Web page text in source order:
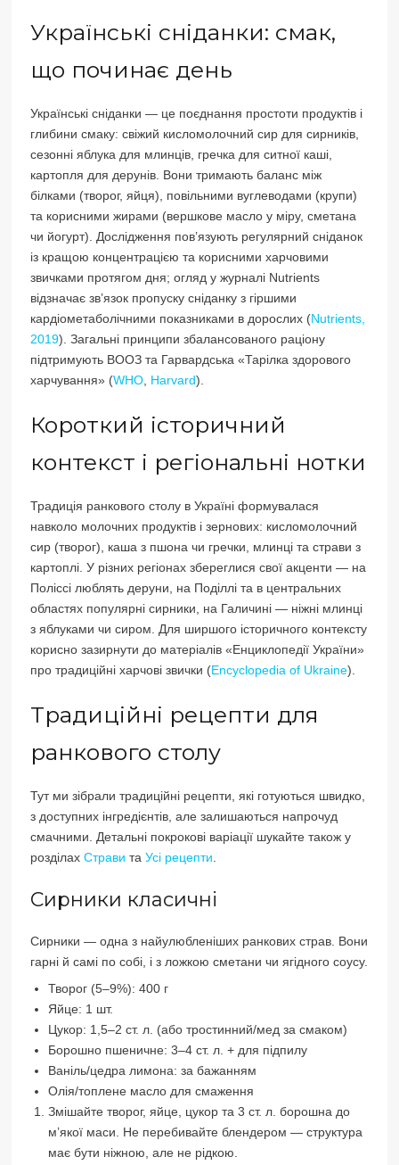
Українські сніданки: смак,
що починає день
Українські сніданки — це поєднання простоти продуктів і
глибини смаку: свіжий кисломолочний сир для сирників,
сезонні яблука для млинців, гречка для ситної каші,
картопля для дерунів. Вони тримають баланс між
білками (творог, яйця), повільними вуглеводами (крупи)
та корисними жирами (вершкове масло у міру, сметана
чи йогурт). Дослідження пов’язують регулярний сніданок
із кращою концентрацією та корисними харчовими
звичками протягом дня; огляд у журналі Nutrients
відзначає зв’язок пропуску сніданку з гіршими
кардіометаболічними показниками в дорослих (Nutrients,
2019). Загальні принципи збалансованого раціону
підтримують ВООЗ та Гарвардська «Тарілка здорового
харчування» (WHO, Harvard).
Короткий історичний
контекст і регіональні нотки
Традиція ранкового столу в Україні формувалася
навколо молочних продуктів і зернових: кисломолочний
сир (творог), каша з пшона чи гречки, млинці та страви з
картоплі. У різних регіонах збереглися свої акценти — на
Поліссі люблять деруни, на Поділлі та в центральних
областях популярні сирники, на Галичині — ніжні млинці
з яблуками чи сиром. Для ширшого історичного контексту
корисно зазирнути до матеріалів «Енциклопедії України»
про традиційні харчові звички (Encyclopedia of Ukraine).
Традиційні рецепти для
ранкового столу
Тут ми зібрали традиційні рецепти, які готуються швидко,
з доступних інгредієнтів, але залишаються напрочуд
смачними. Детальні покрокові варіації шукайте також у
розділахСтрави таУсі рецепти.
Сирники класичні
Сирники — одна з найулюбленіших ранкових страв. Вони
гарні й самі по собі, і з ложкою сметани чи ягідного соусу.
Творог (5–9%): 400 г
Яйце: 1 шт.
Цукор: 1,5–2 ст. л. (або тростинний/мед за смаком)
Борошно пшеничне: 3–4 ст. л. + для підпилу
Ваніль/цедра лимона: за бажанням
Олія/топлене масло для смаження
Змішайте творог, яйце, цукор та 3 ст. л. борошна до
м’якої маси. Не перебивайте блендером — структура
має бути ніжною, але не рідкою.